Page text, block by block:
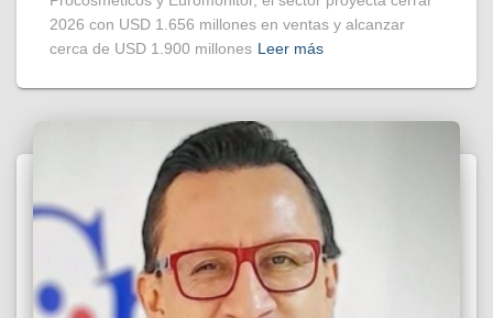
2026 con USD 1.656 millones en ventas y alcanzar
cerca de USD 1.900 millones Leer más